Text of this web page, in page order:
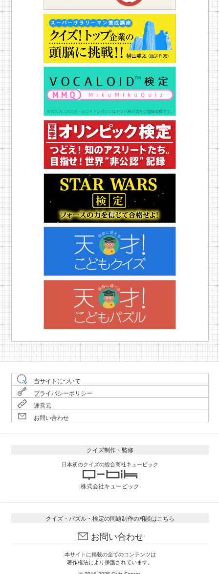
当サイトについて
プライバシーポリシー
運営元
お問い合わせ
クイズ制作・監修
日本初のクイズの総合商社キュービック
株式会社キュービック
クイズ・パズル・検定の問題制作の相談はこちら
お問い合わせ
本サイトに掲載の全てのコンテンツは
著作権法により保護されています。